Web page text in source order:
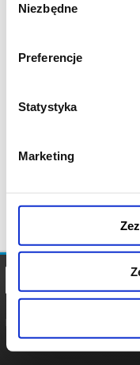
zgody
Niezbędne
Preferencje
Statystyka
Marketing